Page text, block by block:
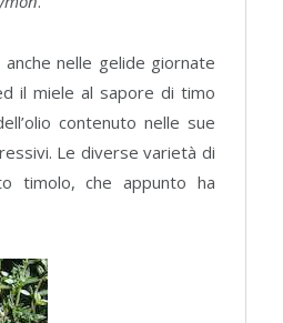
nelle gelide giornate
il miele al sapore di timo
contenuto nelle sue
Le diverse varietà di
timolo, che appunto ha